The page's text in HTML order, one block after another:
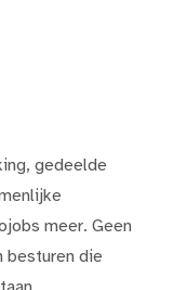
gedeelde
meer. Geen
besturen die